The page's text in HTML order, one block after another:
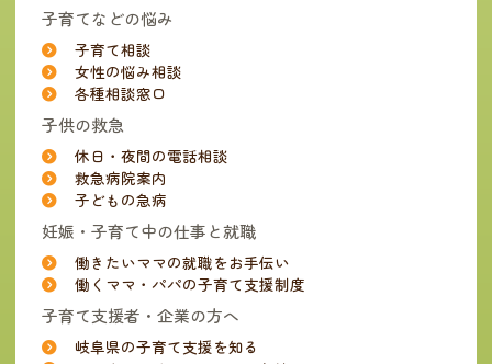
子育てなどの悩み
子育て相談
女性の悩み相談
各種相談窓口
子供の救急
休日・夜間の電話相談
救急病院案内
子どもの急病
妊娠・子育て中の仕事と就職
働きたいママの就職をお手伝い
働くママ・パパの子育て支援制度
子育て支援者・企業の方へ
岐阜県の子育て支援を知る